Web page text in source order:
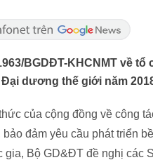
BGDĐT-KHCNMT về
dương thế giới năm
của cộng đồng về công
đảm yêu cầu phát triển
gia, Bộ GD&ĐT đề nghị các